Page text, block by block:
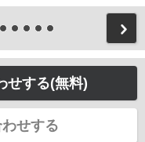
せする(無料)
せする